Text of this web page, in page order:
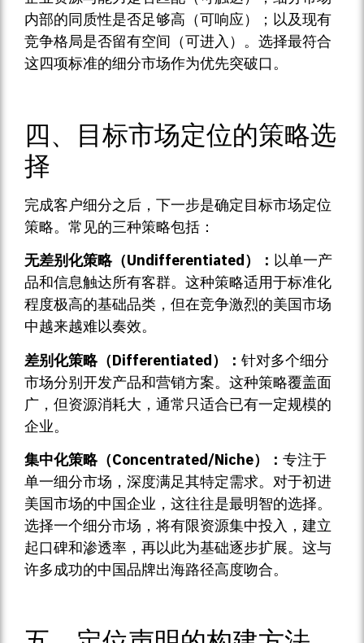
内部的同质性是否足够高（可响应）；以及现有
竞争格局是否留有空间（可进入）。选择最符合
这四项标准的细分市场作为优先突破口。
四、目标市场定位的策略选
择
完成客户细分之后，下一步是确定目标市场定位
策略。常见的三种策略包括：
无差别化策略（Undifferentiated）： 以单一产
品和信息触达所有客群。这种策略适用于标准化
程度极高的基础品类，但在竞争激烈的美国市场
中越来越难以奏效。
差别化策略（Differentiated）： 针对多个细分
市场分别开发产品和营销方案。这种策略覆盖面
广，但资源消耗大，通常只适合已有一定规模的
企业。
集中化策略（Concentrated/Niche）： 专注于
单一细分市场，深度满足其特定需求。对于初进
美国市场的中国企业，这往往是最明智的选择。
选择一个细分市场，将有限资源集中投入，建立
起口碑和渗透率，再以此为基础逐步扩展。这与
许多成功的中国品牌出海路径高度吻合。